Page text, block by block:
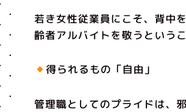
若き女性従業員にこそ、背中
齢者アルバイトを敬うというこ
得られるもの「自由」
管理職としてのプライドは、